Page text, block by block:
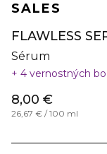
SALES
FLAWLESS
Sérum
4 vernostných
8,00 €
26,67 € / 100 ml